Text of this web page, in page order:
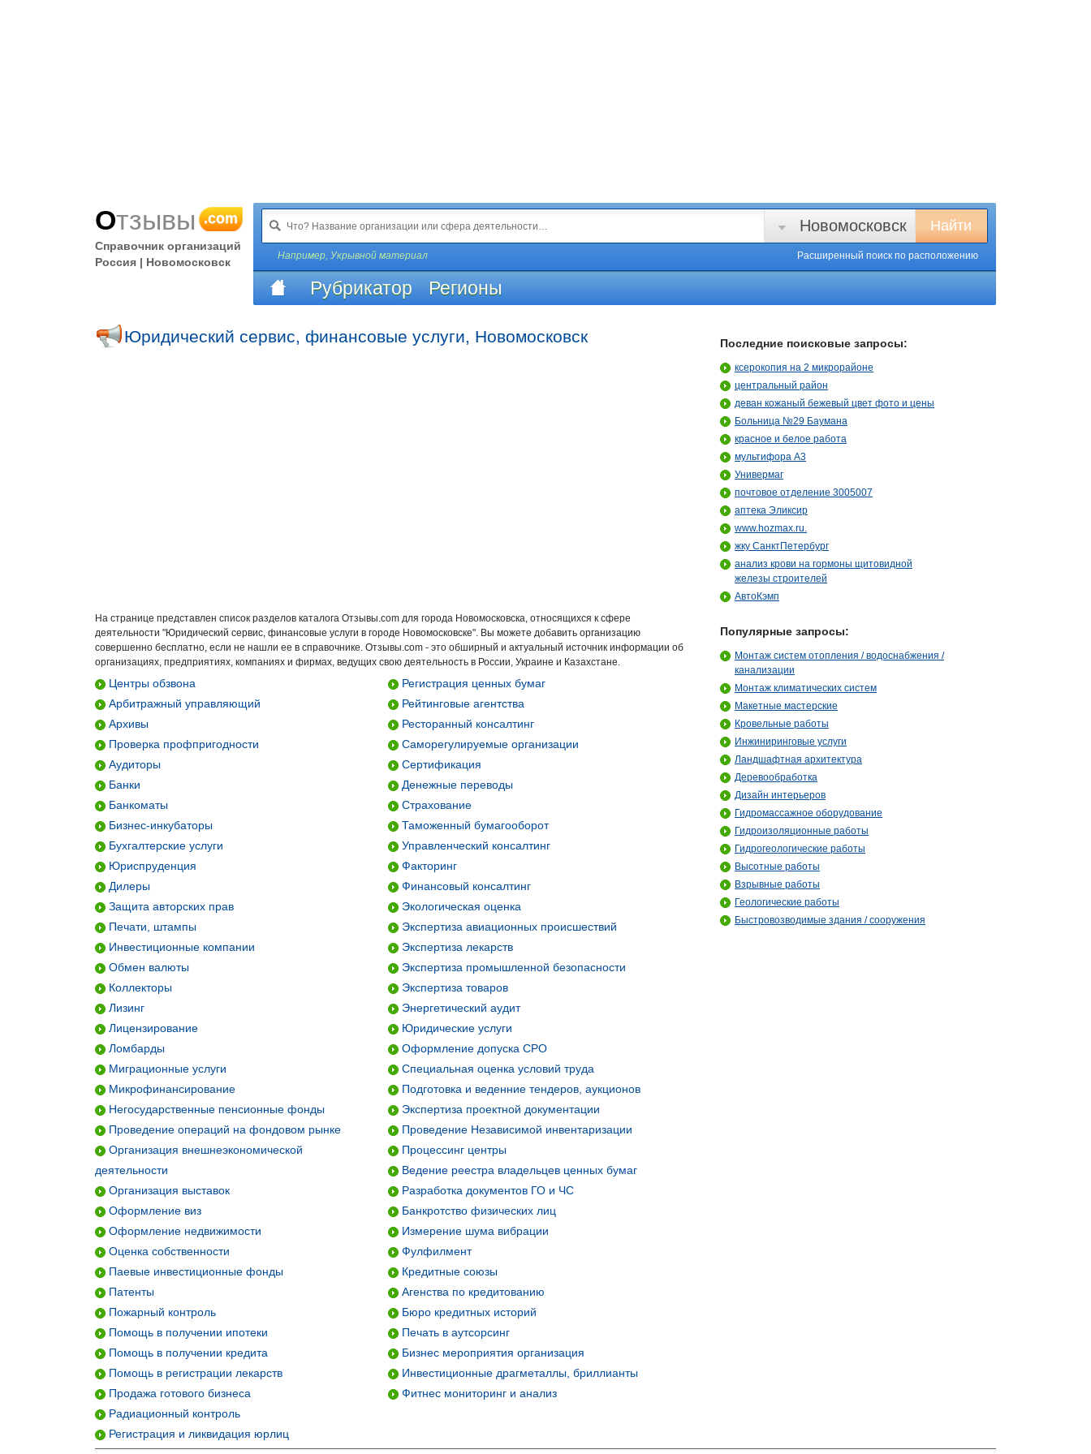
Отзывы .com
Справочник организаций
Россия | Новомосковск
Найти
Новомосковск
Например, Укрывной материал Расширенный поиск по расположению
Рубрикатор Регионы
Юридический сервис, финансовые услуги, Новомосковск
На странице представлен список разделов каталога Отзывы.com для города Новомосковска, относящихся к сфере
деятельности "Юридический сервис, финансовые услуги в городе Новомосковске". Вы можете добавить организацию
совершенно бесплатно, если не нашли ее в справочнике. Отзывы.com - это обширный и актуальный источник информации об
организациях, предприятиях, компаниях и фирмах, ведущих свою деятельность в России, Украине и Казахстане.
Центры обзвона
Арбитражный управляющий
Архивы
Проверка профпригодности
Аудиторы
Банки
Банкоматы
Бизнес-инкубаторы
Бухгалтерские услуги
Юриспруденция
Дилеры
Защита авторских прав
Печати, штампы
Инвестиционные компании
Обмен валюты
Коллекторы
Лизинг
Лицензирование
Ломбарды
Миграционные услуги
Микрофинансирование
Негосударственные пенсионные фонды
Проведение операций на фондовом рынке
Организация внешнеэкономической
деятельности
Организация выставок
Оформление виз
Оформление недвижимости
Оценка собственности
Паевые инвестиционные фонды
Патенты
Пожарный контроль
Помощь в получении ипотеки
Помощь в получении кредита
Помощь в регистрации лекарств
Продажа готового бизнеса
Радиационный контроль
Регистрация и ликвидация юрлиц
Регистрация ценных бумаг
Рейтинговые агентства
Ресторанный консалтинг
Саморегулируемые организации
Сертификация
Денежные переводы
Страхование
Таможенный бумагооборот
Управленческий консалтинг
Факторинг
Финансовый консалтинг
Экологическая оценка
Экспертиза авиационных происшествий
Экспертиза лекарств
Экспертиза промышленной безопасности
Экспертиза товаров
Энергетический аудит
Юридические услуги
Оформление допуска СРО
Специальная оценка условий труда
Подготовка и веденние тендеров, аукционов
Экспертиза проектной документации
Проведение Независимой инвентаризации
Процессинг центры
Ведение реестра владельцев ценных бумаг
Разработка документов ГО и ЧС
Банкротство физических лиц
Измерение шума вибрации
Фулфилмент
Кредитные союзы
Агенства по кредитованию
Бюро кредитных историй
Печать в аутсорсинг
Бизнес мероприятия организация
Инвестиционные драгметаллы, бриллианты
Фитнес мониторинг и анализ
Последние поисковые запросы:
ксерокопия на 2 микрорайоне
центральный район
деван кожаный бежевый цвет фото и цены
Больница №29 Баумана
красное и белое работа
мультифора А3
Универмаг
почтовое отделение 3005007
аптека Эликсир
www.hozmax.ru.
жку СанктПетербург
анализ крови на гормоны щитовидной
железы строителей
АвтоКэмп
Популярные запросы:
Монтаж систем отопления / водоснабжения /
канализации
Монтаж климатических систем
Макетные мастерские
Кровельные работы
Инжиниринговые услуги
Ландшафтная архитектура
Деревообработка
Дизайн интерьеров
Гидромассажное оборудование
Гидроизоляционные работы
Гидрогеологические работы
Высотные работы
Взрывные работы
Геологические работы
Быстровозводимые здания / сооружения